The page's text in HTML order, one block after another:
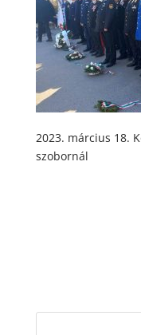
2023. március 18.
szobornál